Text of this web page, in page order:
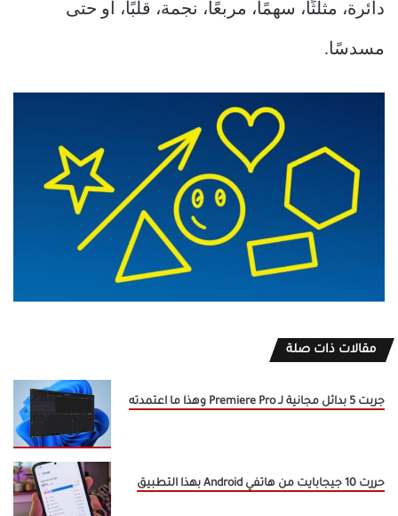
دائرة، مثلثًا، سهمًا، مربعًا، نجمة، قلبًا، أو حتى
مسدسًا.
مقالات ذات صلة
جربت 5 بدائل مجانية لـ Premiere Pro وهذا ما اعتمدته
حررت 10 جيجابايت من هاتفي Android بهذا التطبيق